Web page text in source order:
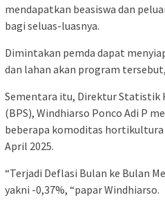
mendapatkan beasiswa dan
bagi seluas-luasnya.
Dimintakan pemda dapat
dan lahan akan program
Sementara itu, Direktur Statistik
(BPS), Windhiarso Ponco Adi P
beberapa komoditas
April 2025.
“Terjadi Deflasi Bulan ke Bulan
yakni -0,37%, “papar Windhiarso.